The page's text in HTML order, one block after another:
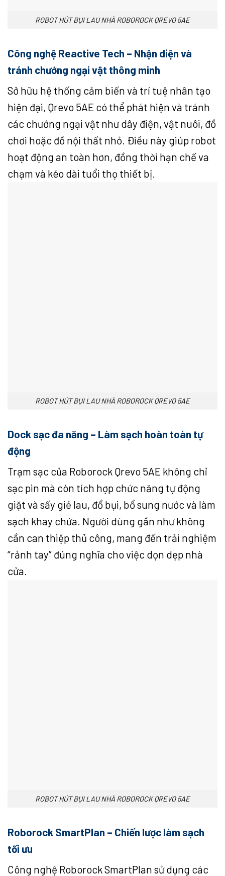
ROBOT HÚT BỤI LAU NHÀ ROBOROCK QREVO 5AE
Công nghệ Reactive Tech – Nhận diện và
tránh chướng ngại vật thông minh
Sở hữu hệ thống cảm biến và trí tuệ nhân tạo
hiện đại, Qrevo 5AE có thể phát hiện và tránh
các chướng ngại vật như dây điện, vật nuôi, đồ
chơi hoặc đồ nội thất nhỏ. Điều này giúp robot
hoạt động an toàn hơn, đồng thời hạn chế va
chạm và kéo dài tuổi thọ thiết bị.
ROBOT HÚT BỤI LAU NHÀ ROBOROCK QREVO 5AE
Dock sạc đa năng – Làm sạch hoàn toàn tự
động
Trạm sạc của Roborock Qrevo 5AE không chỉ
sạc pin mà còn tích hợp chức năng tự động
giặt và sấy giẻ lau, đổ bụi, bổ sung nước và làm
sạch khay chứa. Người dùng gần như không
cần can thiệp thủ công, mang đến trải nghiệm
“rảnh tay” đúng nghĩa cho việc dọn dẹp nhà
cửa.
ROBOT HÚT BỤI LAU NHÀ ROBOROCK QREVO 5AE
Roborock SmartPlan – Chiến lược làm sạch
tối ưu
Công nghệ Roborock SmartPlan sử dụng các